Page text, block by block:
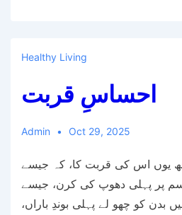
ایک
مشاہدہ
Healthy Living
احساسِ قربت
Admin Oct 29, 2025
یوں اس کی قربت کا، کہ جیسے
پر پہلی دھوپ کی کرن، جیسے
بدن کو چھو لے پہلی بوندِ باراں،